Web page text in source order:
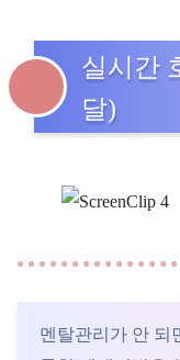
실시간
달)
멘탈관리가 안 되